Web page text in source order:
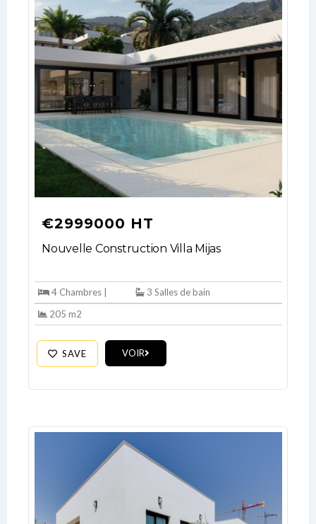
€2999000 HT
Nouvelle Construction Villa Mijas
4 Chambres |
3 Salles de bain
205 m2
SAVE VOIR